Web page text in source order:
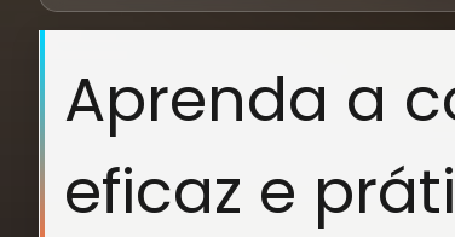
Aprenda a
eficaz e